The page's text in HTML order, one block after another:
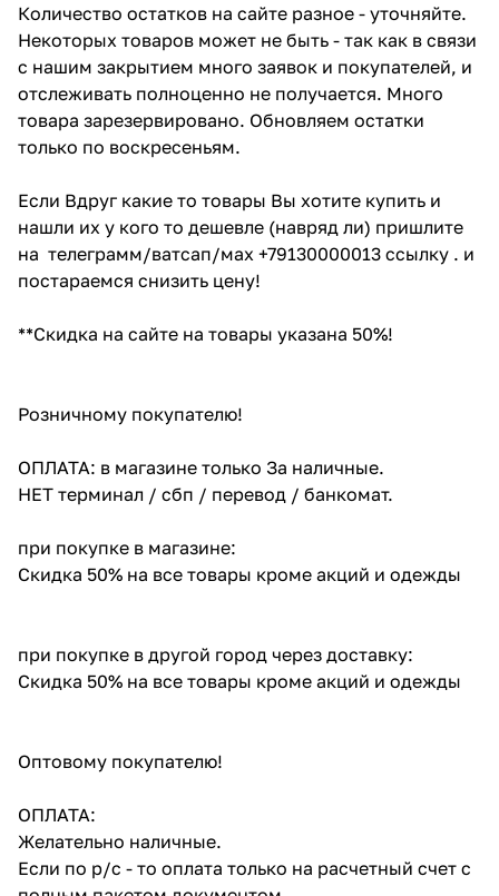
Количество остатков на сайте разное - уточняйте.
Некоторых товаров может не быть - так как в связи
с нашим закрытием много заявок и покупателей, и
отслеживать полноценно не получается. Много
товара зарезервировано. Обновляем остатки
только по воскресеньям.
Если Вдруг какие то товары Вы хотите купить и
нашли их у кого то дешевле (навряд ли) пришлите
на телеграмм/ватсап/мах +79130000013 ссылку . и
постараемся снизить цену!
**Скидка на сайте на товары указана 50%!
Розничному покупателю!
ОПЛАТА: в магазине только За наличные.
НЕТ терминал / сбп / перевод / банкомат.
при покупке в магазине:
Скидка 50% на все товары кроме акций и одежды
при покупке в другой город через доставку:
Скидка 50% на все товары кроме акций и одежды
Оптовому покупателю!
ОПЛАТА:
Желательно наличные.
Если по р/с - то оплата только на расчетный счет с